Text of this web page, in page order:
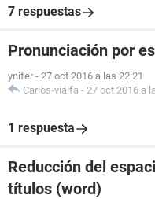
7 respuestas
Pronunciación por
ynifer - 27 oct 2016 a las 22:21
Carlos-vialfa - 27 oct 2016 a
1 respuesta
Reducción del
títulos (word)